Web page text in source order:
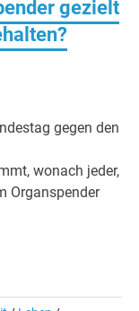
gezielt
gegen den
wonach jeder,
Organspender